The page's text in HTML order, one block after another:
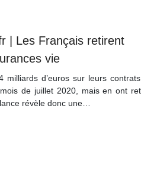
| Les Français retirent
vie
d’euros sur leurs contrats
de juillet 2020, mais en ont
révèle donc une…